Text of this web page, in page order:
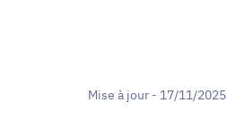
Mise à jour - 17/11/2025